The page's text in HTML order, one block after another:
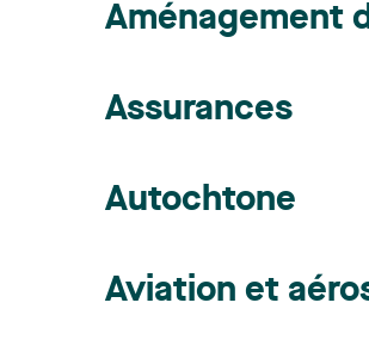
Aménagement
Assurances
Autochtone
Aviation et